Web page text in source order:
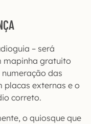
– será
mapinha gratuito
das
placas externas e o
correto.
o quiosque que